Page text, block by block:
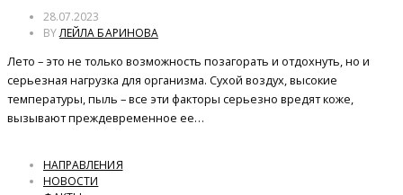
28.07.2023
BYЛЕЙЛА БАРИНОВА
Лето – это не только возможность позагорать и отдохнуть, но и
серьезная нагрузка для организма. Сухой воздух, высокие
температуры, пыль – все эти факторы серьезно вредят коже,
вызывают преждевременное ее…
НАПРАВЛЕНИЯ
НОВОСТИ